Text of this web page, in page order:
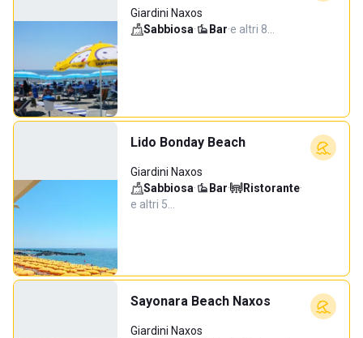
Giardini Naxos
Sabbiosa· Bar·e altri 8…
Lido Bonday Beach
Giardini Naxos
Sabbiosa· Bar· Ristorante·
e altri 5…
Sayonara Beach Naxos
Giardini Naxos